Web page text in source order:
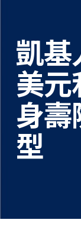
凱基
美
身
型